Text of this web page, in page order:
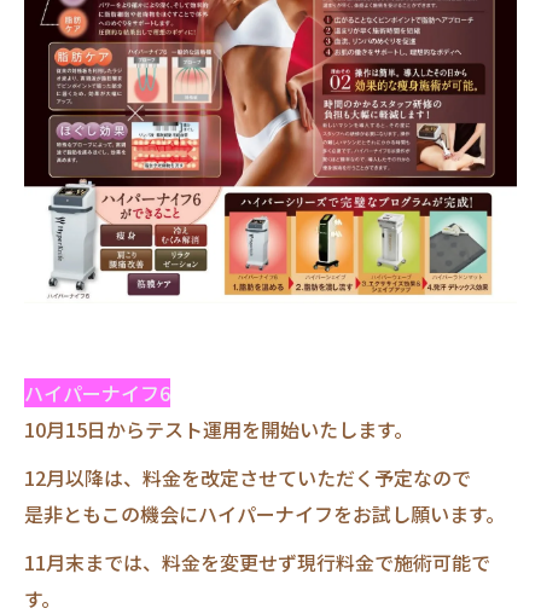
ハイパーナイフ6
10月15日からテスト運用を開始いたします。
12月以降は、料金を改定させていただく予定なので
是非ともこの機会にハイパーナイフをお試し願います。
11月末までは、料金を変更せず現行料金で施術可能で
す。